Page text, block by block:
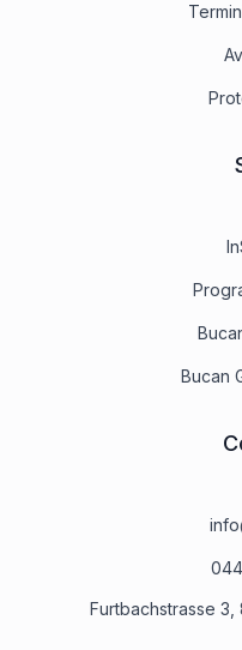
Bucan
Furtbachstrasse 3,